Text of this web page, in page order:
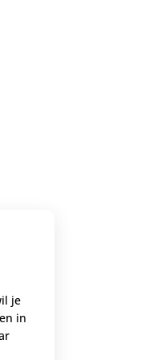
je
in